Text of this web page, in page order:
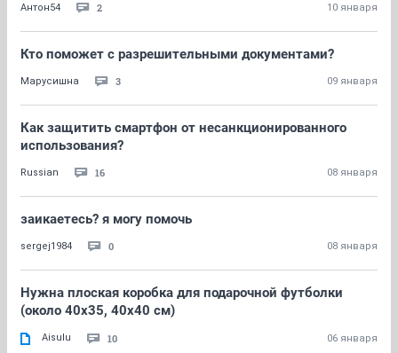
Антон54 2 10 января
Кто поможет с разрешительными документами?
Марусишна 3 09 января
Как защитить смартфон от несанкционированного
использования?
Russian 16 08 января
заикаетесь? я могу помочь
sergej1984 0 08 января
Нужна плоская коробка для подарочной футболки
(около 40х35, 40х40 см)
Aisulu 10 06 января